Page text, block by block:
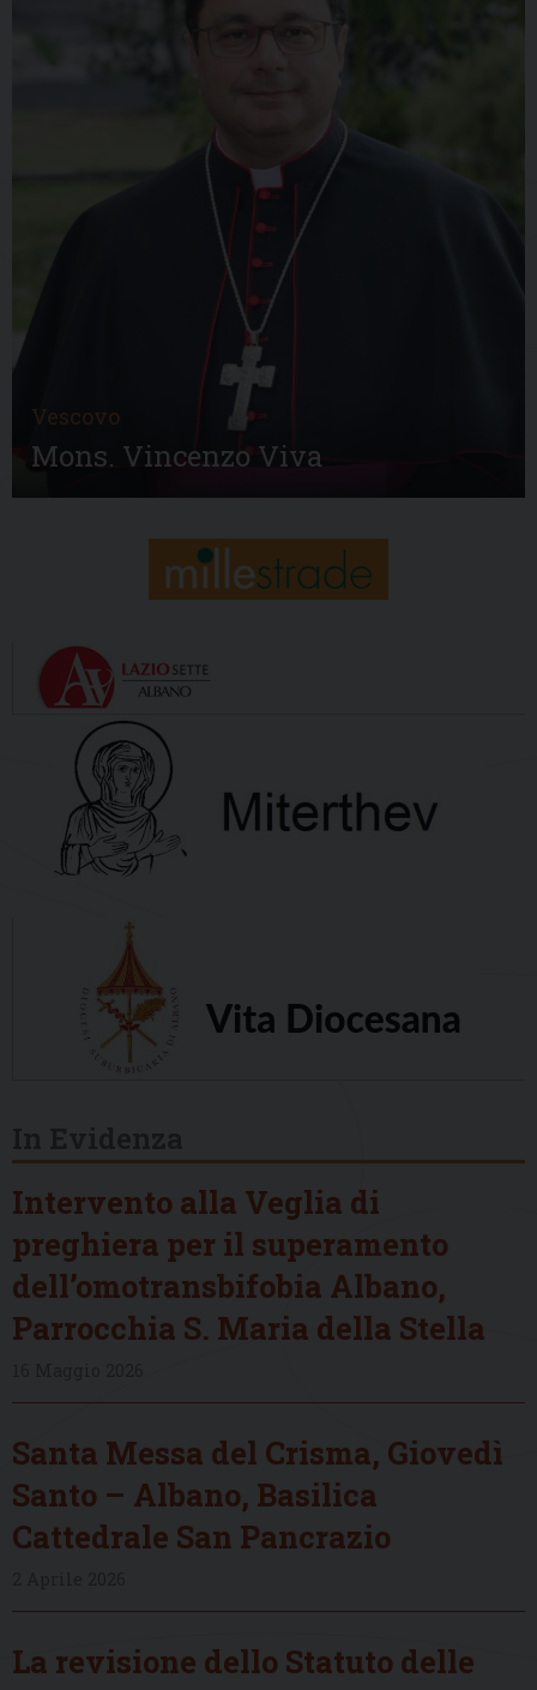
Vescovo
Mons. Vincenzo Viva
Intervento alla Veglia di
preghiera per il superamento
dell’omotransbifobia Albano,
Parrocchia S. Maria della Stella
Santa Messa del Crisma, Giovedì
Santo – Albano, Basilica
Cattedrale San Pancrazio
La revisione dello Statuto delle